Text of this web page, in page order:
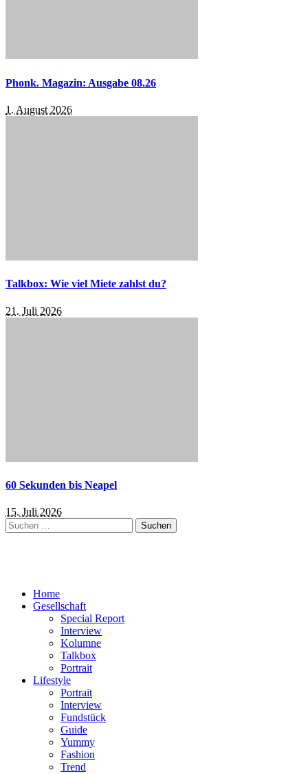
Phonk. Magazin: Ausgabe 08.26
1. August 2026
Talkbox: Wie viel Miete zahlst du?
21. Juli 2026
60 Sekunden bis Neapel
15. Juli 2026
Suchen
nach:
Home
Gesellschaft
Special Report
Interview
Kolumne
Talkbox
Portrait
Lifestyle
Portrait
Interview
Fundstück
Guide
Yummy
Fashion
Trend